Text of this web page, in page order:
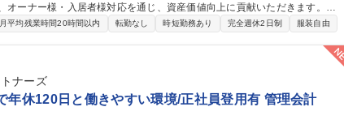
オーナー様・入居者様対応を通じ、資産価値向上に貢献いただきます。
せん※ ■管理組合運営（業務全体の7割）：総会・理事会の企画運営、議案
入居者様対応（問い合わせ・トラブル対応、改善提案） ■投資用マンション
ン「ZOOM」/休
月平均残業時間20時間以内 転勤なし 時短勤務あり 完全週休2日制 服装自由
ナーズ
年休120日と働きやすい環境/正社員登用有 管理会計